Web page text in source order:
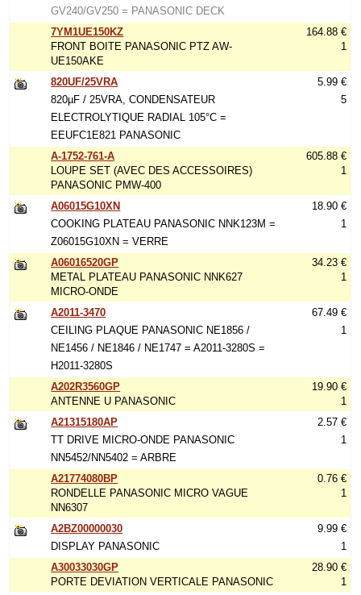
GV240/GV250 = PANASONIC DECK
7YM1UE150KZ
FRONT BOITE PANASONIC PTZ AW-
UE150AKE
164.88 €
1
820UF/25VRA
820µF / 25VRA, CONDENSATEUR
ELECTROLYTIQUE RADIAL 105°C =
EEUFC1E821 PANASONIC
5.99 €
5
A-1752-761-A
LOUPE SET (AVEC DES ACCESSOIRES)
PANASONIC PMW-400
605.88 €
1
A06015G10XN
COOKING PLATEAU PANASONIC NNK123M =
Z06015G10XN = VERRE
18.90 €
1
A06016520GP
METAL PLATEAU PANASONIC NNK627
MICRO-ONDE
34.23 €
1
A2011-3470
CEILING PLAQUE PANASONIC NE1856 /
NE1456 / NE1846 / NE1747 = A2011-3280S =
H2011-3280S
67.49 €
1
A202R3560GP
ANTENNE U PANASONIC
19.90 €
1
A21315180AP
TT DRIVE MICRO-ONDE PANASONIC
NN5452/NN5402 = ARBRE
2.57 €
1
A21774080BP
RONDELLE PANASONIC MICRO VAGUE
NN6307
0.76 €
1
A2BZ00000030
DISPLAY PANASONIC
9.99 €
1
A30033030GP
PORTE DEVIATION VERTICALE PANASONIC
28.90 €
1